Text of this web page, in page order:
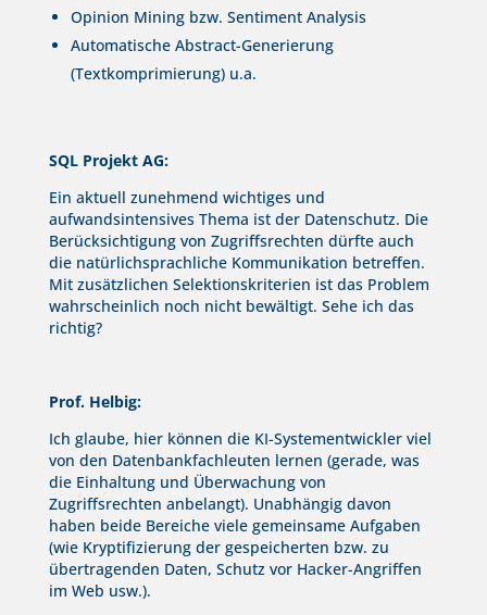
Opinion Mining bzw. Sentiment Analysis
Automatische Abstract-Generierung
(Textkomprimierung) u.a.
SQL Projekt AG:
Ein aktuell zunehmend wichtiges und
aufwandsintensives Thema ist der Datenschutz. Die
Berücksichtigung von Zugriffsrechten dürfte auch
die natürlichsprachliche Kommunikation betreffen.
Mit zusätzlichen Selektionskriterien ist das Problem
wahrscheinlich noch nicht bewältigt. Sehe ich das
richtig?
Prof. Helbig:
Ich glaube, hier können die KI-Systementwickler viel
von den Datenbankfachleuten lernen (gerade, was
die Einhaltung und Überwachung von
Zugriffsrechten anbelangt). Unabhängig davon
haben beide Bereiche viele gemeinsame Aufgaben
(wie Kryptifizierung der gespeicherten bzw. zu
übertragenden Daten, Schutz vor Hacker-Angriffen
im Web usw.).